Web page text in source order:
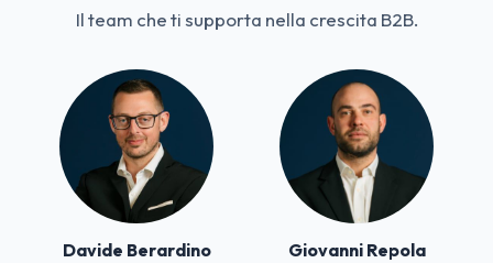
Il team che ti supporta nella crescita B2B.
Davide Berardino Giovanni Repola